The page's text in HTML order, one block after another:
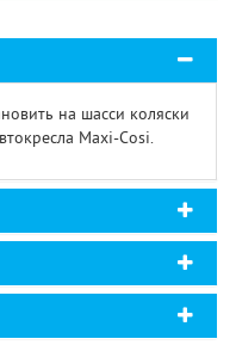
на шасси коляски
Maxi-Cosi.